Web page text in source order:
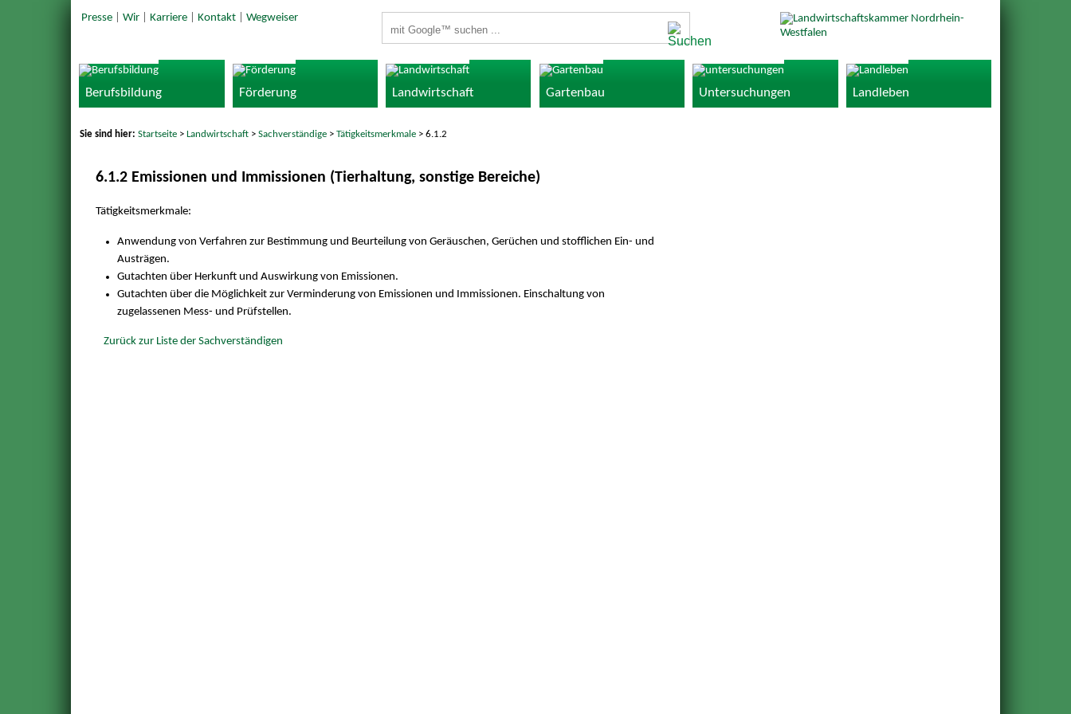
Presse| Wir| Karriere| Kontakt| Wegweiser
Berufsbildung Förderung Landwirtschaft Gartenbau Untersuchungen Landleben
Sie sind hier:Startseite >Landwirtschaft >Sachverständige >Tätigkeitsmerkmale > 6.1.2
6.1.2 Emissionen und Immissionen (Tierhaltung, sonstige Bereiche)
Tätigkeitsmerkmale:
Anwendung von Verfahren zur Bestimmung und Beurteilung von Geräuschen, Gerüchen und stofflichen Ein- und
Austrägen.
Gutachten über Herkunft und Auswirkung von Emissionen.
Gutachten über die Möglichkeit zur Verminderung von Emissionen und Immissionen. Einschaltung von
zugelassenen Mess- und Prüfstellen.
Zurück zur Liste der Sachverständigen